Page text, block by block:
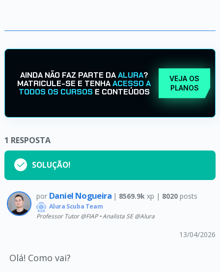
AINDA NÃO FAZ PARTE DAALURA?
MATRICULE-SE E TENHAACESSO A
TODOS OS CURSOS E CONTEÚDOS
VEJA OS
PLANOS
1 RESPOSTA
SOLUÇÃO!
por Daniel Nogueira | 8569.9k xp | 8020 posts
Alura Scuba Team
Professor Tutor @FIAP • Analista SE @Alura
13/04/2026
Olá! Como vai?